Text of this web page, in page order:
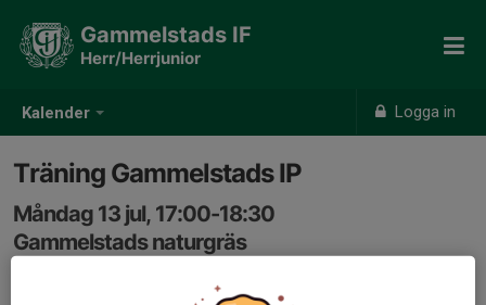
Kalender Logga in
Gammelstads IF
Herr/Herrjunior
Träning Gammelstads IP
Måndag 13 jul, 17:00-18:30
Gammelstads naturgräs
Samling: 16:50, Omklädningsrum #5 Kansliet